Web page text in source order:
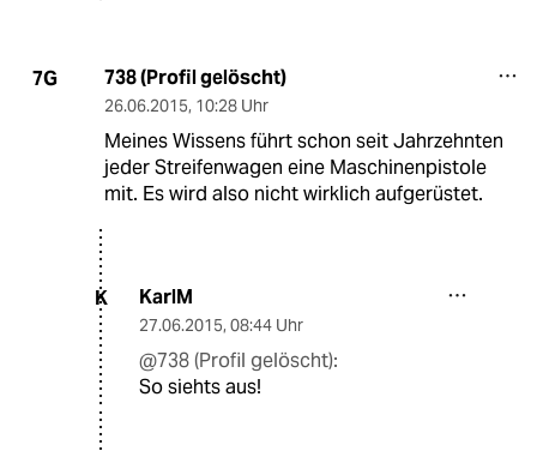
7G 738 (Profil gelöscht)
26.06.2015, 10:28 Uhr
Meines Wissens führt schon seit Jahrzehnten
jeder Streifenwagen eine Maschinenpistole
mit. Es wird also nicht wirklich aufgerüstet.
K KarlM
27.06.2015, 08:44 Uhr
@738 (Profil gelöscht):
So siehts aus!